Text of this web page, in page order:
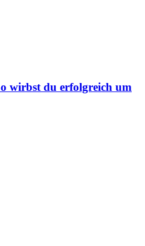
wirbst du erfolgreich um